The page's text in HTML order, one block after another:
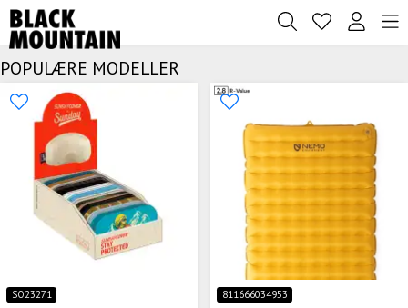
POPULÆRE MODELLER
SO23271 811666034953